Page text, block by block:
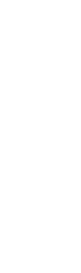
os
de
na
que